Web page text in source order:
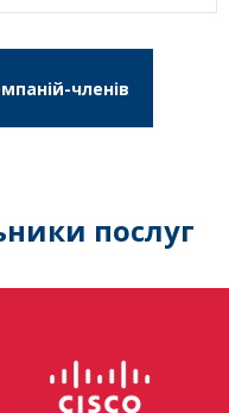
членів
послуг